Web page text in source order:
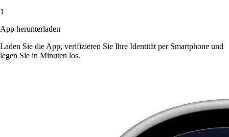
1
App herunterladen
Laden Sie die App, verifizieren Sie Ihre Identität per Smartphone und
legen Sie in Minuten los.